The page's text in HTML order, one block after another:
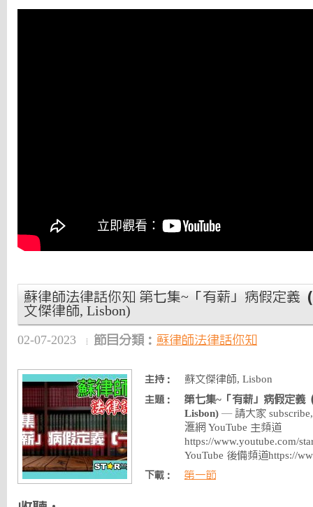
蘇律師法律話你知 第七集~「有薪」病假定義
文傑律師, Lisbon)
02-07-2023 節目分類： 蘇律師法律話你知
主持： 蘇文傑律師, Lisbon
主題：
第七集~「有薪」病假定義
Lisbon) — 請大家
滙網 YouTube 主頻道
https://www.youtube.com/
YouTube 後備頻道https://
下載： 第一節